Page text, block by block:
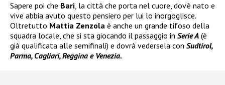
Sapere poi che Bari, la città che porta nel cuore, dov’è nato e
vive abbia avuto questo pensiero per lui lo inorgoglisce.
Oltretutto Mattia Zenzola è anche un grande tifoso della
squadra locale, che si sta giocando il passaggio in Serie A (è
già qualificata alle semifinali) e dovrà vedersela con Sudtirol,
Parma, Cagliari, Reggina e Venezia.